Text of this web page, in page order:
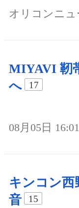
オリコンニュ
MIYAVI 靭
へ
17
08月05日 16:01
キンコン西
音
15